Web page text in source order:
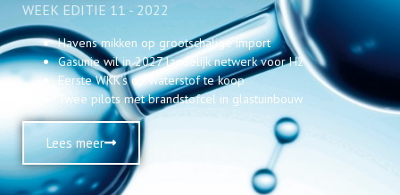
WEEK EDITIE 11 - 2022
Havens mikken op grootschalige import
Gasunie wil in 2027 landelijk netwerk voor H2
Eerste WKK’s op waterstof te koop
Twee pilots met brandstofcel in glastuinbouw
Lees meer